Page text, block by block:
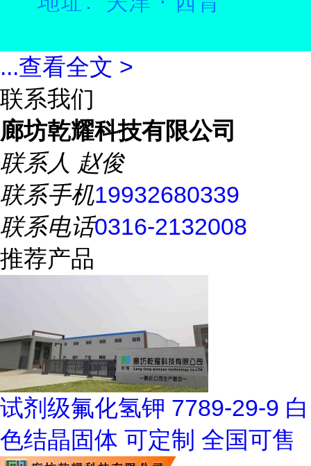
...查看全文 >
联系我们
廊坊乾耀科技有限公司
联系人 赵俊
联系手机19932680339
联系电话0316-2132008
推荐产品
试剂级氟化氢钾 7789-29-9 白
色结晶固体 可定制 全国可售